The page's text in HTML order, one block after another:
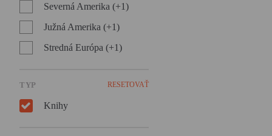
Severná Amerika (+1)
Južná Amerika (+1)
Stredná Európa (+1)
TYP RESETOVAŤ
Knihy